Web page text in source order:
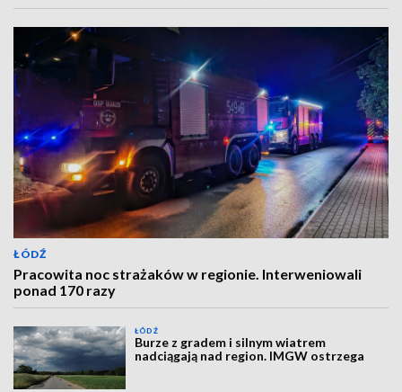
ŁÓDŹ
Pracowita noc strażaków w regionie. Interweniowali
ponad 170 razy
ŁÓDŹ
Burze z gradem i silnym wiatrem
nadciągają nad region. IMGW ostrzega